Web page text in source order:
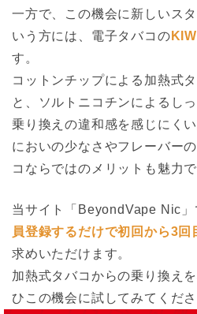
一方で、この機会に新しいス
いう方には、電子タバコの
す。
コットンチップによる加熱式
と、ソルトニコチンによるし
乗り換えの違和感を感じにく
においの少なさやフレーバー
コならではのメリットも魅力で
当サイト「BeyondVape Nic
員登録するだけで初回から3回
求めいただけます。
加熱式タバコからの乗り換え
ひこの機会に試してみてくださ